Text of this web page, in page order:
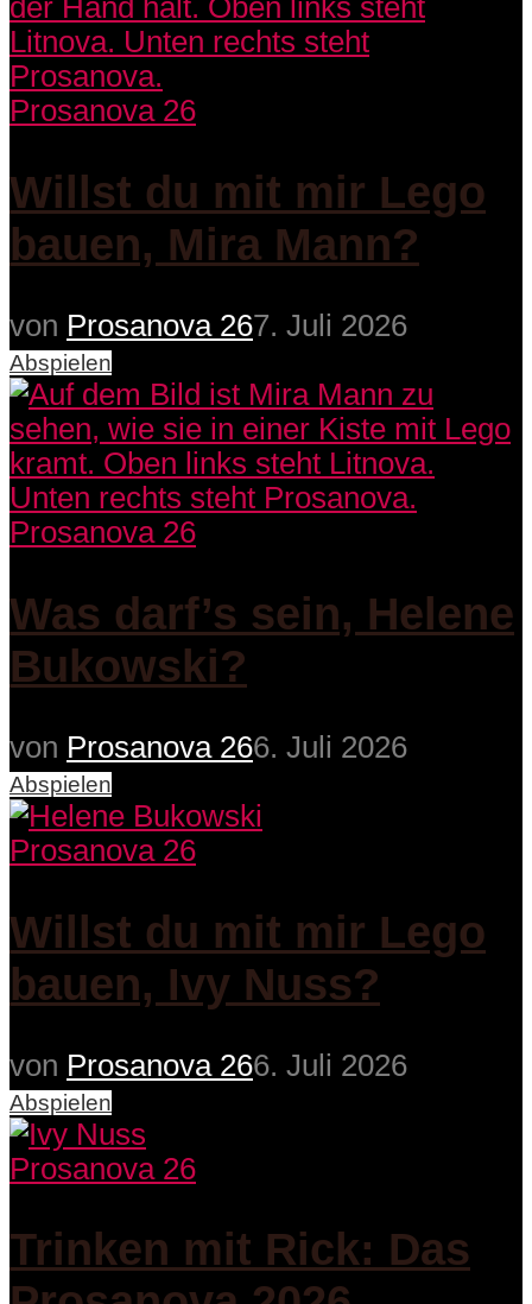
Prosanova 26
Willst du mit mir Lego
bauen, Mira Mann?
von Prosanova 267. Juli 2026
Abspielen
Prosanova 26
Was darf’s sein, Helene
Bukowski?
von Prosanova 266. Juli 2026
Abspielen
Prosanova 26
Willst du mit mir Lego
bauen, Ivy Nuss?
von Prosanova 266. Juli 2026
Abspielen
Prosanova 26
Trinken mit Rick: Das